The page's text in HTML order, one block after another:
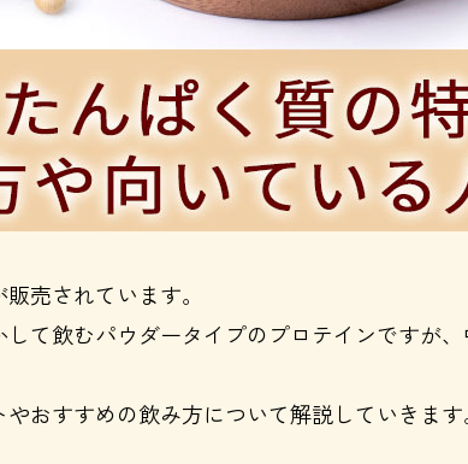
売されています。
て飲むパウダータイプのプロテインですが、
おすすめの飲み方について解説していきます